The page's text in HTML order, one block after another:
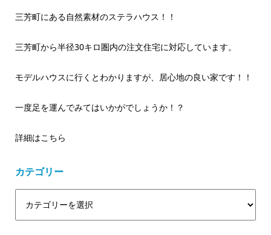
三芳町にある自然素材のステラハウス！！
三芳町から半径30キロ圏内の注文住宅に対応しています。
モデルハウスに行くとわかりますが、居心地の良い家です！！
一度足を運んでみてはいかがでしょうか！？
詳細はこちら
カテゴリー